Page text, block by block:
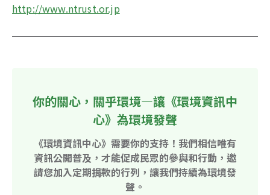
http://www.ntrust.or.jp
你的關心，關乎環境—讓《環境資訊中
心》為環境發聲
《環境資訊中心》需要你的支持！我們相信唯有
資訊公開普及，才能促成民眾的參與和行動，邀
請您加入定期捐款的行列，讓我們持續為環境發
聲。